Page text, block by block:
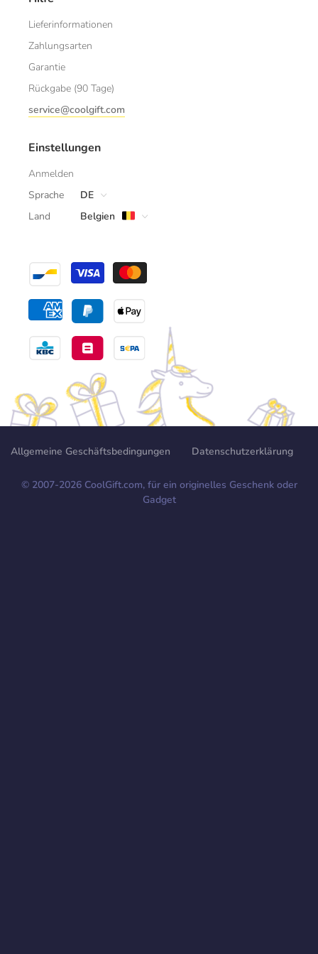
Lieferinformationen
Zahlungsarten
Garantie
Rückgabe (90 Tage)
service@coolgift.com
Einstellungen
Anmelden
Sprache
DE
Land
Belgien
Allgemeine Geschäftsbedingungen Datenschutzerklärung
© 2007-2026CoolGift.com, für ein originelles Geschenk oder
Gadget